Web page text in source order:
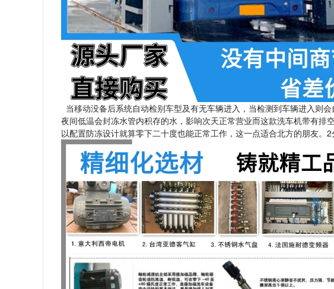
当移动没备后系统自动检别车型及有无车辆进入，当检测到车辆进入则
夜间低温会封冻水管内积存的水，影响次天正常营业而这款洗车机带有
以配置防冻设计就算零下二十度也能正常工作，这一点适合北方的朋友。